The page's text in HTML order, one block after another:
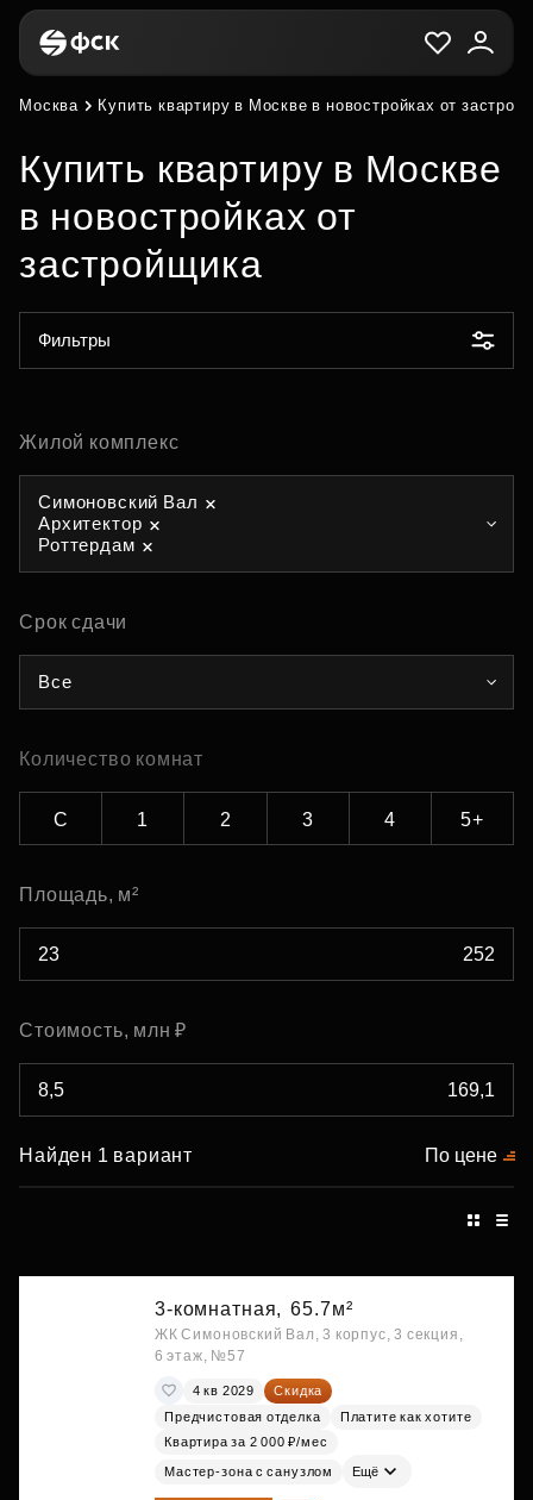
Москва Купить квартиру в Москве в новостройках от
Купить квартиру в Москве
в новостройках от
застройщика
Фильтры
Жилой комплекс
Симоновский Вал
Архитектор
Роттердам
Срок сдачи
Все
Количество комнат
С 1 2 3 4 5+
Площадь, м²
Стоимость, млн ₽
Найден 1 вариант По цене
3-комнатная, 65.7м²
ЖК Симоновский Вал, 3 корпус, 3 секция,
6 этаж, №57
4 кв 2029
Скидка
Предчистовая отделка
Платите как хотите
Квартира за 2 000 ₽/мес
Мастер-зона с санузлом Ещё